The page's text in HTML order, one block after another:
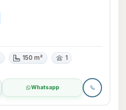
150 m² 1
Whatsapp